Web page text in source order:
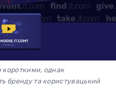
короткими, однак
бренду та користувацький